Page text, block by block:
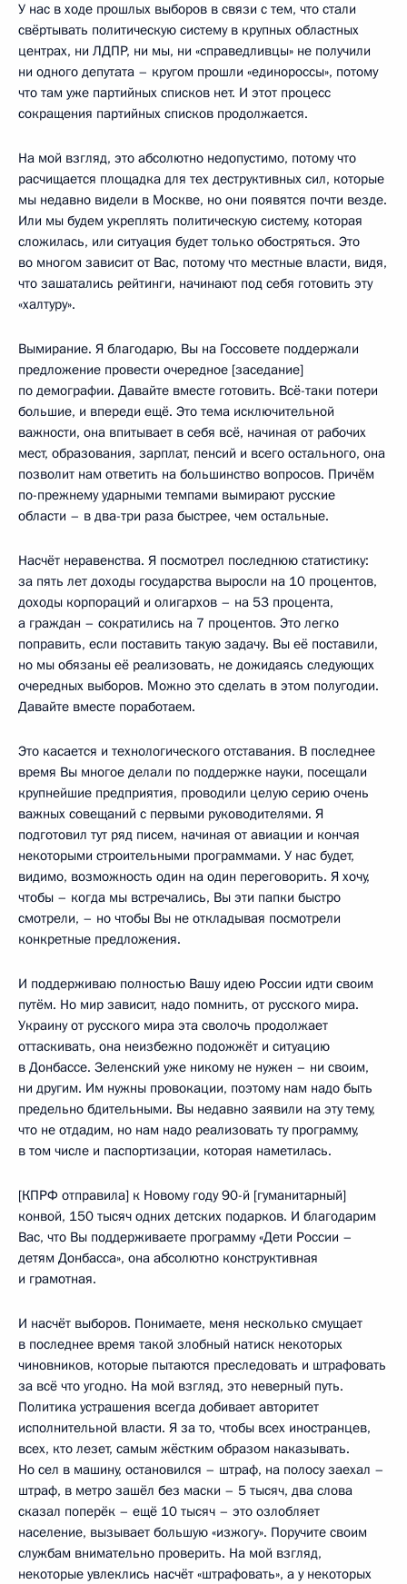
У нас в ходе прошлых выборов в связи с тем, что стали
свёртывать политическую систему в крупных областных
центрах, ни ЛДПР, ни мы, ни «справедливцы» не получили
ни одного депутата – кругом прошли «единороссы», потому
что там уже партийных списков нет. И этот процесс
сокращения партийных списков продолжается.
На мой взгляд, это абсолютно недопустимо, потому что
расчищается площадка для тех деструктивных сил, которые
мы недавно видели в Москве, но они появятся почти везде.
Или мы будем укреплять политическую систему, которая
сложилась, или ситуация будет только обостряться. Это
во многом зависит от Вас, потому что местные власти, видя,
что зашатались рейтинги, начинают под себя готовить эту
«халтуру».
Вымирание. Я благодарю, Вы на Госсовете поддержали
предложение провести очередное [заседание]
по демографии. Давайте вместе готовить. Всё-таки потери
большие, и впереди ещё. Это тема исключительной
важности, она впитывает в себя всё, начиная от рабочих
мест, образования, зарплат, пенсий и всего остального, она
позволит нам ответить на большинство вопросов. Причём
по-прежнему ударными темпами вымирают русские
области – в два-три раза быстрее, чем остальные.
Насчёт неравенства. Я посмотрел последнюю статистику:
за пять лет доходы государства выросли на 10 процентов,
доходы корпораций и олигархов – на 53 процента,
а граждан – сократились на 7 процентов. Это легко
поправить, если поставить такую задачу. Вы её поставили,
но мы обязаны её реализовать, не дожидаясь следующих
очередных выборов. Можно это сделать в этом полугодии.
Давайте вместе поработаем.
Это касается и технологического отставания. В последнее
время Вы многое делали по поддержке науки, посещали
крупнейшие предприятия, проводили целую серию очень
важных совещаний с первыми руководителями. Я
подготовил тут ряд писем, начиная от авиации и кончая
некоторыми строительными программами. У нас будет,
видимо, возможность один на один переговорить. Я хочу,
чтобы – когда мы встречались, Вы эти папки быстро
смотрели, – но чтобы Вы не откладывая посмотрели
конкретные предложения.
И поддерживаю полностью Вашу идею России идти своим
путём. Но мир зависит, надо помнить, от русского мира.
Украину от русского мира эта сволочь продолжает
оттаскивать, она неизбежно подожжёт и ситуацию
в Донбассе. Зеленский уже никому не нужен – ни своим,
ни другим. Им нужны провокации, поэтому нам надо быть
предельно бдительными. Вы недавно заявили на эту тему,
что не отдадим, но нам надо реализовать ту программу,
в том числе и паспортизации, которая наметилась.
[КПРФ отправила] к Новому году 90-й [гуманитарный]
конвой, 150 тысяч одних детских подарков. И благодарим
Вас, что Вы поддерживаете программу «Дети России –
детям Донбасса», она абсолютно конструктивная
и грамотная.
И насчёт выборов. Понимаете, меня несколько смущает
в последнее время такой злобный натиск некоторых
чиновников, которые пытаются преследовать и штрафовать
за всё что угодно. На мой взгляд, это неверный путь.
Политика устрашения всегда добивает авторитет
исполнительной власти. Я за то, чтобы всех иностранцев,
всех, кто лезет, самым жёстким образом наказывать.
Но сел в машину, остановился – штраф, на полосу заехал –
штраф, в метро зашёл без маски – 5 тысяч, два слова
сказал поперёк – ещё 10 тысяч – это озлобляет
население, вызывает большую «изжогу». Поручите своим
службам внимательно проверить. На мой взгляд,
некоторые увлеклись насчёт «штрафовать», а у некоторых